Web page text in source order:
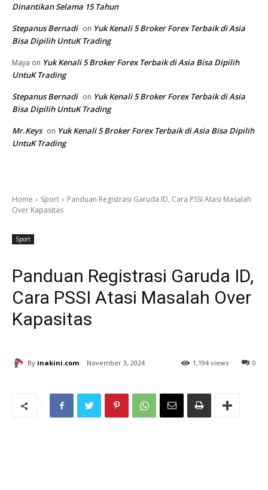
Dinantikan Selama 15 Tahun
Stepanus Bernadi on Yuk Kenali 5 Broker Forex Terbaik di Asia
Bisa Dipilih UntuK Trading
Maya on Yuk Kenali 5 Broker Forex Terbaik di Asia Bisa Dipilih
UntuK Trading
Stepanus Bernadi on Yuk Kenali 5 Broker Forex Terbaik di Asia
Bisa Dipilih UntuK Trading
Mr.Keys on Yuk Kenali 5 Broker Forex Terbaik di Asia Bisa Dipilih
UntuK Trading